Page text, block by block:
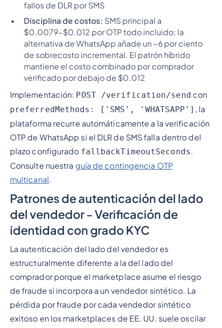
fallos de DLR por SMS
Disciplina de costos: SMS principal a
$0.0079-$0.012 por OTP todo incluido; la
alternativa de WhatsApp añade un ~6 por ciento
de sobrecosto incremental. El patrón híbrido
mantiene el costo combinado por comprador
verificado por debajo de $0.012
Implementación: POST /verification/send con
preferredMethods: ['SMS', 'WHATSAPP'] , la
plataforma recurre automáticamente a la verificación
OTP de WhatsApp si el DLR de SMS falla dentro del
plazo configurado fallbackTimeoutSeconds.
Consulte nuestra guía de contingencia OTP
multicanal.
Patrones de autenticación del lado
del vendedor - Verificación de
identidad con grado KYC
La autenticación del lado del vendedor es
estructuralmente diferente a la del lado del
comprador porque el marketplace asume el riesgo
de fraude si incorpora a un vendedor sintético. La
pérdida por fraude por cada vendedor sintético
exitoso en los marketplaces de EE. UU. suele oscilar